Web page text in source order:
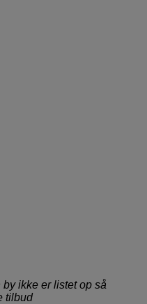
ikke er listet op så
tilbud